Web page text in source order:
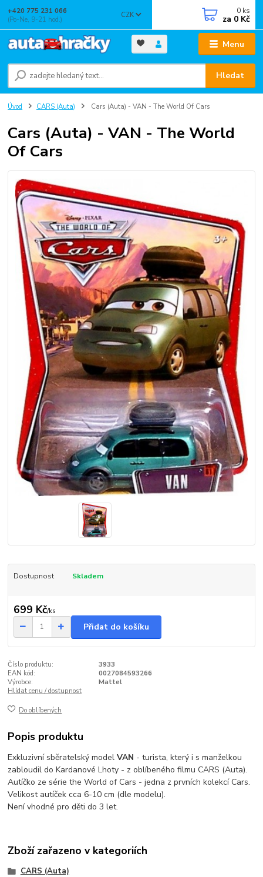
Menu
CZK
Hledat
+420 775 231 066
(Po-Ne, 9-21 hod.)
0 ks
za 0 Kč
Úvod CARS (Auta) Cars (Auta) - VAN - The World Of Cars
Cars (Auta) - VAN - The World
Of Cars
Dostupnost Skladem
699 Kč/ks
Přidat do košíku
Číslo produktu:
3933
EAN kód:
0027084593266
Výrobce:
Mattel
Hlídat cenu / dostupnost
Do oblíbených
Popis produktu
Exkluzivní sběratelský modelVAN - turista, který i s manželkou
zabloudil do Kardanové Lhoty - z oblíbeného filmu CARS (Auta).
Autíčko ze série the World of Cars - jedna z prvních kolekcí Cars.
Velikost autíček cca 6-10 cm (dle modelu).
Není vhodné pro děti do 3 let.
Zboží zařazeno v kategoriích
CARS (Auta)